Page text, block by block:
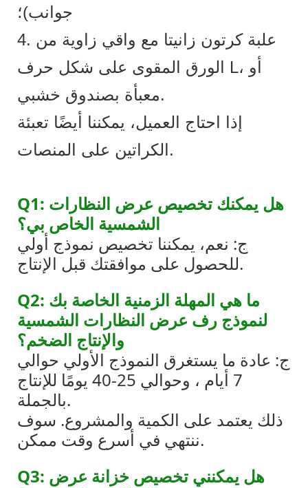
جوانب)؛
4. علبة كرتون زانيتا مع واقي زاوية من
الورق المقوى على شكل حرف L، أو
معبأة بصندوق خشبي.
إذا احتاج العميل، يمكننا أيضًا تعبئة
الكراتين على المنصات.
Q1: هل يمكنك تخصيص عرض النظارات
الشمسية الخاص بي؟
ج: نعم، يمكننا تخصيص نموذج أولي
للحصول على موافقتك قبل الإنتاج.
Q2: ما هي المهلة الزمنية الخاصة بك
لنموذج رف عرض النظارات الشمسية
والإنتاج الضخم؟
ج: عادة ما يستغرق النموذج الأولي حوالي
7 أيام ، وحوالي 25-40 يومًا للإنتاج
بالجملة.
ذلك يعتمد على الكمية والمشروع. سوف
ننتهي في أسرع وقت ممكن.
Q3: هل يمكنني تخصيص خزانة عرض